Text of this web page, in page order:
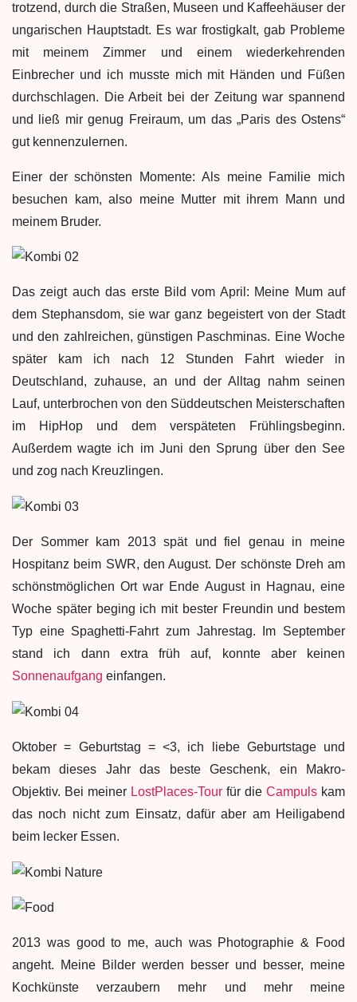
trotzend, durch die Straßen, Museen und Kaffeehäuser der
ungarischen Hauptstadt. Es war frostigkalt, gab Probleme
mit meinem Zimmer und einem wiederkehrenden
Einbrecher und ich musste mich mit Händen und Füßen
durchschlagen. Die Arbeit bei der Zeitung war spannend
und ließ mir genug Freiraum, um das „Paris des Ostens“
gut kennenzulernen.
Einer der schönsten Momente: Als meine Familie mich
besuchen kam, also meine Mutter mit ihrem Mann und
meinem Bruder.
Das zeigt auch das erste Bild vom April: Meine Mum auf
dem Stephansdom, sie war ganz begeistert von der Stadt
und den zahlreichen, günstigen Paschminas. Eine Woche
später kam ich nach 12 Stunden Fahrt wieder in
Deutschland, zuhause, an und der Alltag nahm seinen
Lauf, unterbrochen von den Süddeutschen Meisterschaften
im HipHop und dem verspäteten Frühlingsbeginn.
Außerdem wagte ich im Juni den Sprung über den See
und zog nach Kreuzlingen.
Der Sommer kam 2013 spät und fiel genau in meine
Hospitanz beim SWR, den August. Der schönste Dreh am
schönstmöglichen Ort war Ende August in Hagnau, eine
Woche später beging ich mit bester Freundin und bestem
Typ eine Spaghetti-Fahrt zum Jahrestag. Im September
stand ich dann extra früh auf, konnte aber keinen
Sonnenaufgang einfangen.
Oktober = Geburtstag = <3, ich liebe Geburtstage und
bekam dieses Jahr das beste Geschenk, ein Makro-
Objektiv. Bei meiner LostPlaces-Tour für die Campuls kam
das noch nicht zum Einsatz, dafür aber am Heiligabend
beim lecker Essen.
2013 was good to me, auch was Photographie & Food
angeht. Meine Bilder werden besser und besser, meine
Kochkünste verzaubern mehr und mehr meine